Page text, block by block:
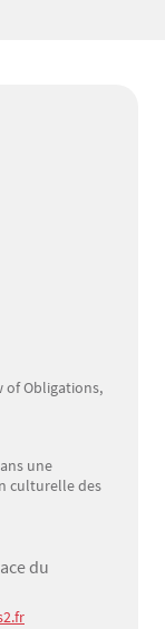
of Obligations,
une
culturelle des
du